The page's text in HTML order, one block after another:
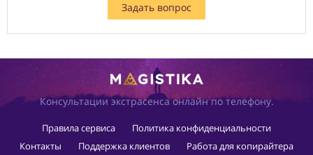
Задать вопрос
Консультации экстрасенса онлайн по телефону.
Правила сервиса
Политика конфиденциальности
Контакты
Поддержка клиентов
Работа для копирайтера